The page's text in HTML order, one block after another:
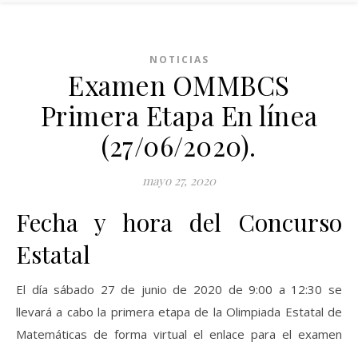
NOTICIAS
Examen OMMBCS
Primera Etapa En línea
(27/06/2020).
mayo 27, 2020
Fecha y hora del Concurso
Estatal
El día sábado 27 de junio de 2020 de 9:00 a 12:30 se
llevará a cabo la primera etapa de la Olimpiada Estatal de
Matemáticas de forma virtual el enlace para el examen